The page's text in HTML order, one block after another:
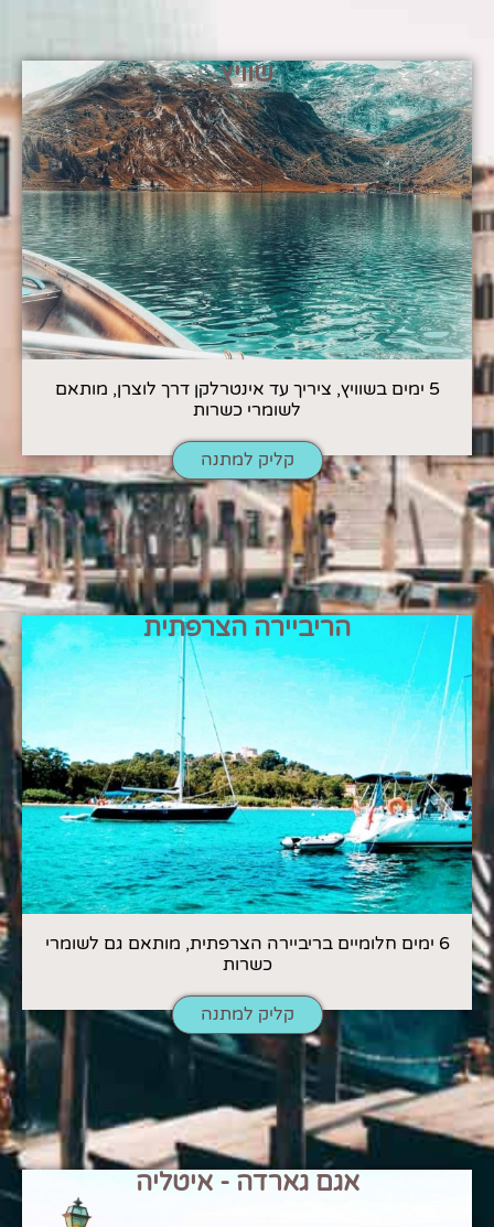
שוויץ
5 ימים בשוויץ, ציריך עד אינטרלקן דרך לוצרן, מותאם
לשומרי כשרות
קליק למתנה
הריביירה הצרפתית
6 ימים חלומיים בריביירה הצרפתית, מותאם גם לשומרי
כשרות
קליק למתנה
אגם גארדה - איטליה